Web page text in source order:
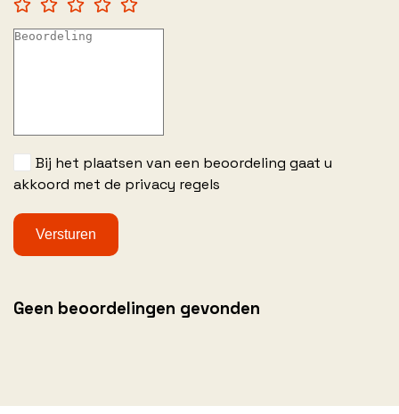
Geen beoordelingen gevonden
Bij het plaatsen van een beoordeling gaat u
akkoord met de privacy regels